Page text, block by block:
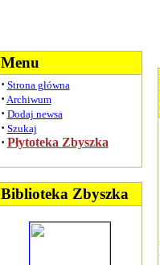
Menu
· Strona główna
· Archiwum
· Dodaj newsa
· Szukaj
· Płytoteka Zbyszka
Biblioteka Zbyszka